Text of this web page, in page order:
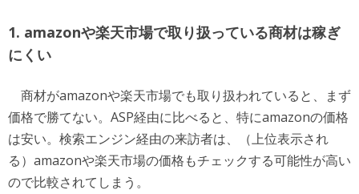
1. amazonや楽天市場で取り扱っている商材は稼ぎ
にくい
商材がamazonや楽天市場でも取り扱われていると、まず
価格で勝てない。ASP経由に比べると、特にamazonの価格
は安い。検索エンジン経由の来訪者は、（上位表示され
る）amazonや楽天市場の価格もチェックする可能性が高い
ので比較されてしまう。